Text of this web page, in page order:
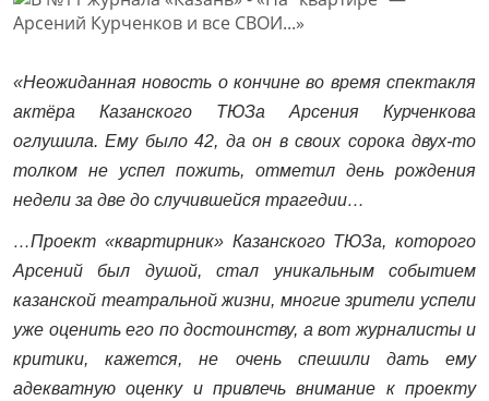
«Неожиданная новость о кончине во время спектакля
актёра Казанского ТЮЗа Арсения Курченкова
оглушила. Ему было 42, да он в своих сорока двух-то
толком не успел пожить, отметил день рождения
недели за две до случившейся трагедии…
…Проект «квартирник» Казанского ТЮЗа, которого
Арсений был душой, стал уникальным событием
казанской театральной жизни, многие зрители успели
уже оценить его по достоинству, а вот журналисты и
критики, кажется, не очень спешили дать ему
адекватную оценку и привлечь внимание к проекту